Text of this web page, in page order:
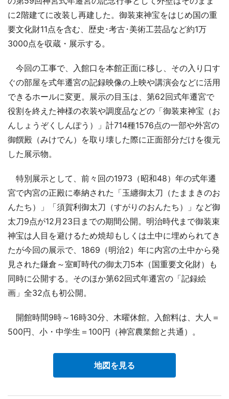
に2階建てに改装し再建した。御装束神宝をはじめ国の重
要文化財11点を含む、歴史･考古･美術工芸品など約1万
3000点を収蔵・展示する。
今回の工事で、入館口を本館正面に移し、その入り口す
ぐの部屋を式年遷宮の記録映像の上映や講演会などに活用
できるホールに変更。展示の目玉は、第62回式年遷宮で
役割を終えた神様の衣装や調度品などの「御装束神宝（お
んしょうぞくしんぽう）」計714種1576点の一部や外宮の
御饌殿（みけでん）を取り壊した際に正面部分だけを復元
した展示物。
特別展示として、前々回の1973（昭和48）年の式年遷
宮で内宮の正殿に奉納された「玉纏御太刀（たままきのお
んたち）」「須賀利御太刀（すがりのおんたち）」など御
太刀9点が12月23日までの期間公開。明治時代まで御装束
神宝は人目を避けるため焼却もしくは土中に埋められてき
たが今回の展示で、1869（明治2）年に内宮の土中から発
見された鎌倉～室町時代の御太刀5本（国重要文化財）も
同時に公開する。そのほか第62回式年遷宮の「記録絵
画」全32点も初公開。
開館時間9時～16時30分、木曜休館。入館料は、大人＝
500円、小・中学生＝100円（神宮農業館と共通）。
地図を見る